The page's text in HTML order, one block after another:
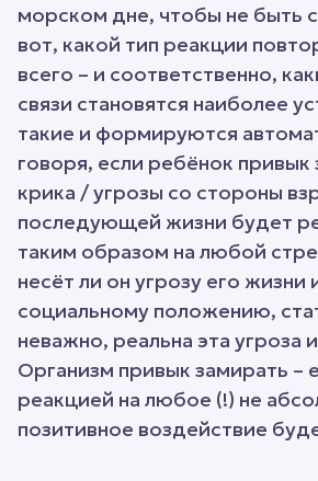
морском дне, чтобы не быть
вот, какой тип реакции
всего – и соответственно,
связи становятся наиболее
такие и формируются
говоря, если ребёнок привык
крика / угрозы со стороны
последующей жизни будет
таким образом на любой
несёт ли он угрозу его жизни
социальному положению,
неважно, реальна эта угроза
Организм привык замирать –
реакцией на любое (!) не
позитивное воздействие